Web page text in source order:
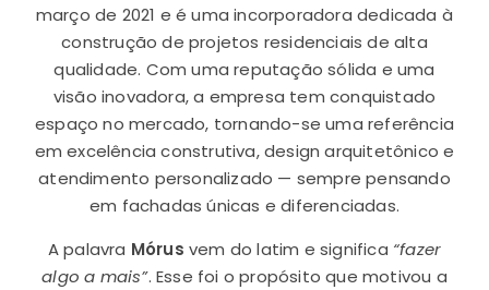
março de 2021 e é uma incorporadora dedicada à
construção de projetos residenciais de alta
qualidade. Com uma reputação sólida e uma
visão inovadora, a empresa tem conquistado
espaço no mercado, tornando-se uma referência
em excelência construtiva, design arquitetônico e
atendimento personalizado — sempre pensando
em fachadas únicas e diferenciadas.
A palavra Mórus vem do latim e significa “fazer
algo a mais”. Esse foi o propósito que motivou a